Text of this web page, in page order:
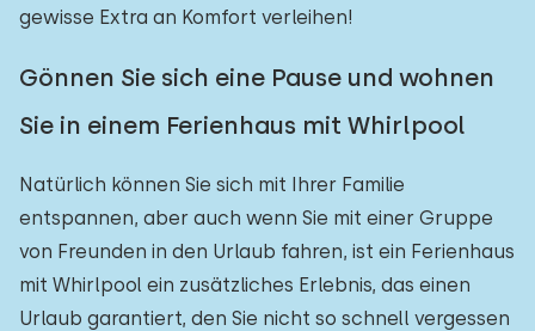
gewisse Extra an Komfort verleihen!
Gönnen Sie sich eine Pause und wohnen
Sie in einem Ferienhaus mit Whirlpool
Natürlich können Sie sich mit Ihrer Familie
entspannen, aber auch wenn Sie mit einer Gruppe
von Freunden in den Urlaub fahren, ist ein Ferienhaus
mit Whirlpool ein zusätzliches Erlebnis, das einen
Urlaub garantiert, den Sie nicht so schnell vergessen